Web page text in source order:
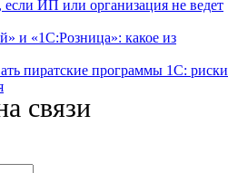
ИП или организация не ведет
и «1С:Розница»: какое из
пиратские программы 1С: риски
связи